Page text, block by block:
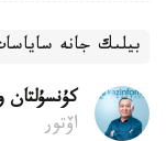
بيلىك جانە
كۇنسۇلتان
اۆتور